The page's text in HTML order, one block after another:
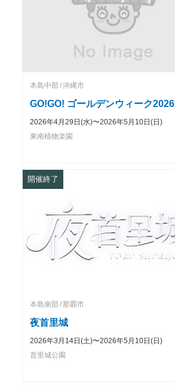
本島中部 沖縄市
GO!GO! ゴールデンウィーク2026
2026年4月29日(水)〜2026年5月10日(日)
東南植物楽園
開催終了
本島南部 那覇市
夜首里城
2026年3月14日(土)〜2026年5月10日(日)
首里城公園